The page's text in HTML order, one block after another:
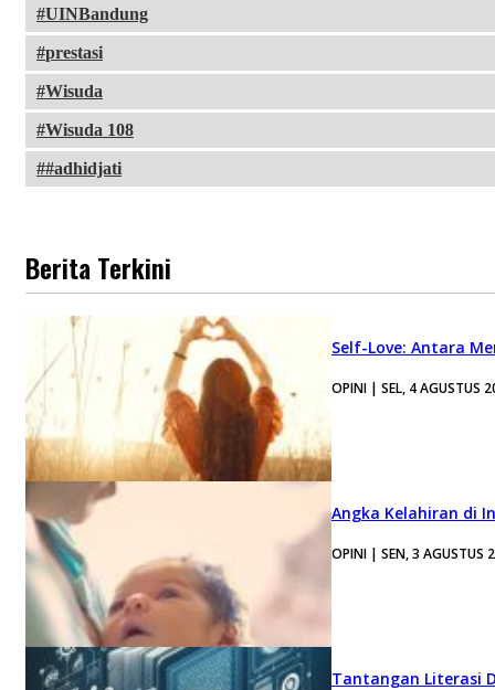
UINBandung
prestasi
Wisuda
Wisuda 108
#adhidjati
Berita Terkini
Self-Love: Antara
OPINI | SEL, 4 AGUSTUS
Angka Kelahiran di
OPINI | SEN, 3 AGUSTUS
Tantangan Literasi